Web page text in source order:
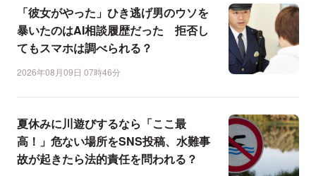
「彼女がやった」ひき逃げ男のウソを
暴いたのはAI相談履歴だった 拒否し
てもスマホは調べられる？
2026年08月09日 07時46分
夏休みに川遊びするなら「ここ最
高！」危ない場所をSNS投稿、水難事
故が起きたら法的責任を問われる？